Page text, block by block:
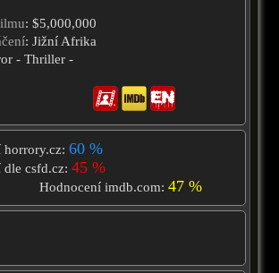
: $5,000,000
: Jižní Afrika
- Thriller -
horrory.cz: 60 %
csfd.cz: 45 %
Hodnocení imdb.com:47 %